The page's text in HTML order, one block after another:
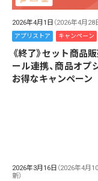
2026年4月1日 （2026年4月28
アプリストア キャンペーン
《終了》セット商品販
ール連携、商品オプ
お得なキャンペーン
2026年3月16日 （2026年4月
新）